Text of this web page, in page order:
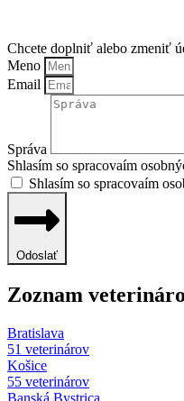
Chcete doplniť alebo zmeniť
Meno
Email
Správa
Shlasím so spracovaím
Shlasím so spracovaím
Odoslať
Zoznam
Bratislava
51 veterinárov
Košice
55 veterinárov